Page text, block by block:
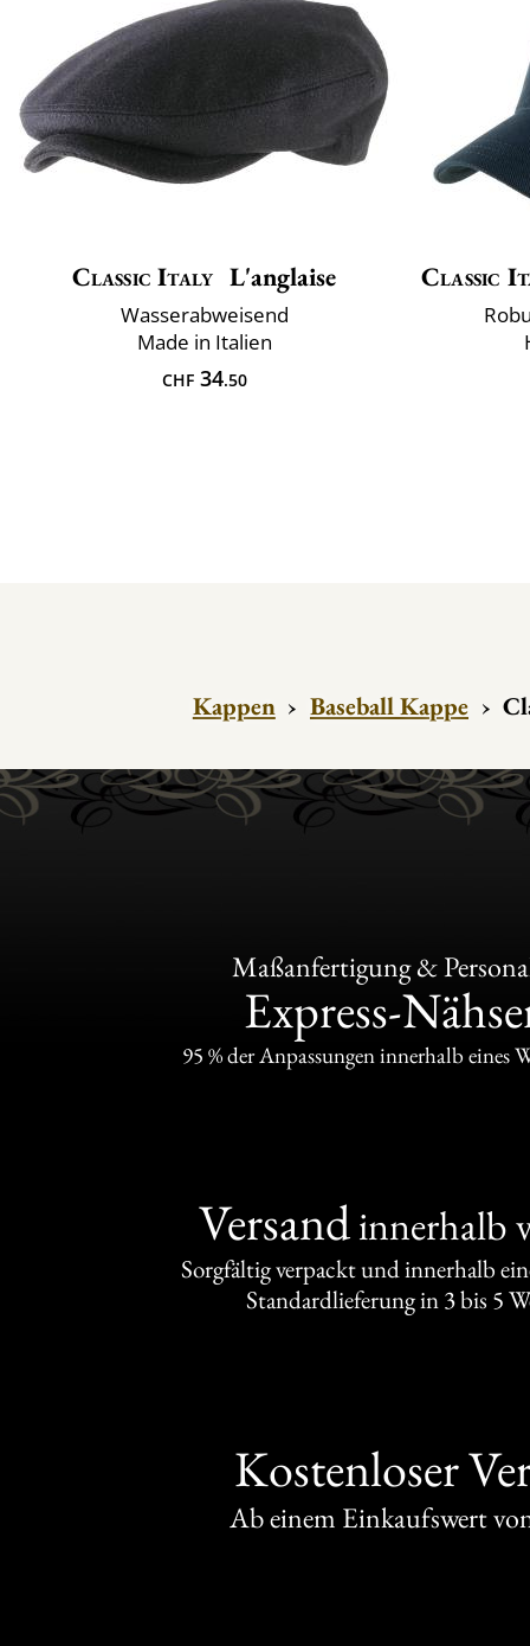
Classic Italy L'anglaise
Wasserabweisend
Made in Italien
CHF34.50
Classic
Kappen › Baseball Kappe ›
Maßanfertigung &
Express-
95 % der Anpassungen innerhalb eines
Versandinnerhalb
Sorgfältig verpackt und innerhalb
Standardlieferung in 3 bis 5
Kostenloser
Ab einem Einkaufswert